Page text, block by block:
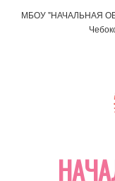
МБОУ "НАЧАЛЬНАЯ